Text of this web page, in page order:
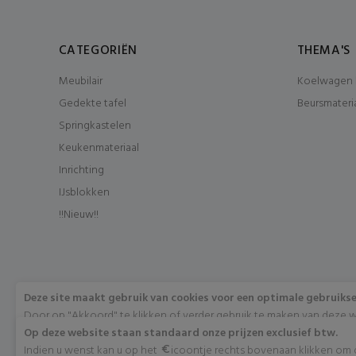
CATEGORIËN
Meubilair
Gedekte tafel
Springkastelen
Keukenmateriaal
Inrichting
IJsblokken
!!Nieuw!!
THEMA'S
Deze site maakt gebruik van cookies voor een optimale
Door op "Akkoord" te klikken of verder gebruik te maken van deze
met het gebruik van deze cookies. Wens je meer info omtrent deze
"Meer info".
Op deze website staan standaard onze prijzen exclusief btw.
Indien u wenst kan u op het
icoontje rechts bovenaan klikken om